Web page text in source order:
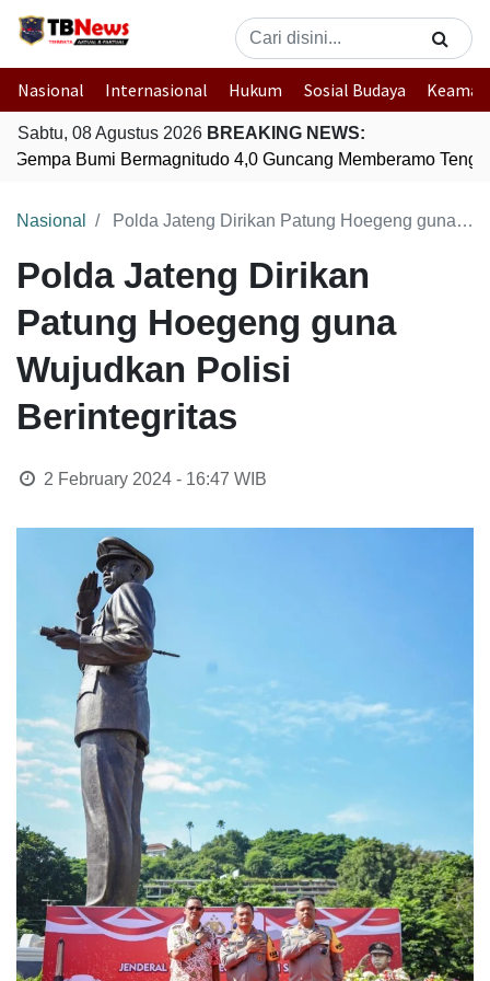
Nasional Internasional Hukum Sosial Budaya
Sabtu, 08 Agustus 2026 BREAKING NEWS:
Gempa Bumi Bermagnitudo 4,0 Guncang Memberamo
Nasional Polda Jateng Dirikan Patung Hoegeng guna Wujudkan Polisi Berintegritas
Polda Jateng Dirikan
Patung Hoegeng guna
Wujudkan Polisi
Berintegritas
2 February 2024 - 16:47 WIB